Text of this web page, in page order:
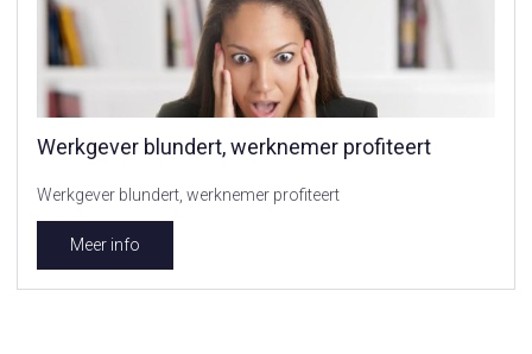
Werkgever blundert, werknemer profiteert
Werkgever blundert, werknemer profiteert
Meer info